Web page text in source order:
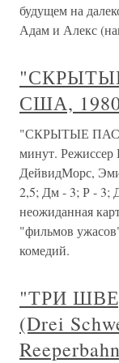
будущем на
Адам и Алекс
США,
"СКРЫТЫЕ
минут.
ДейвидМорс,
2,5; Дм - 3; Р - 3;
неожиданная
"фильмов
комедий.
"ТРИ
(Drei